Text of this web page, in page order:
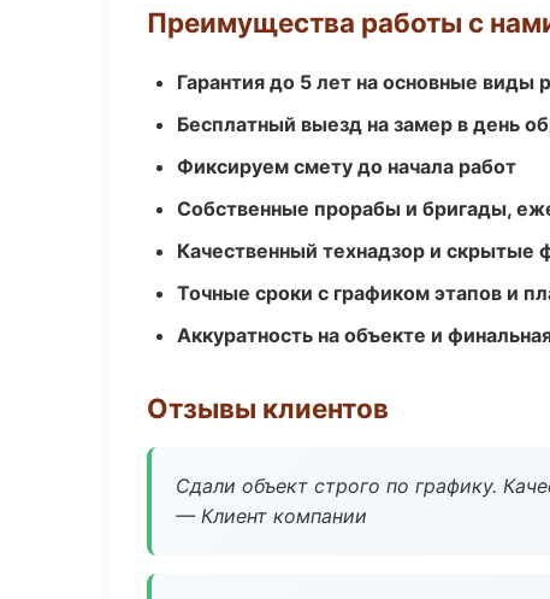
Преимущества работы с
Гарантия до 5 лет на основные виды
Бесплатный выезд на замер в день
Фиксируем смету до начала работ
Собственные прорабы и бригады,
Качественный технадзор и скрытые
Точные сроки с графиком этапов и
Аккуратность на объекте и
Отзывы клиентов
Сдали объект строго по графику.
— Клиент компании